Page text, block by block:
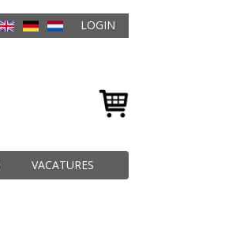
LOGIN
VACATURES